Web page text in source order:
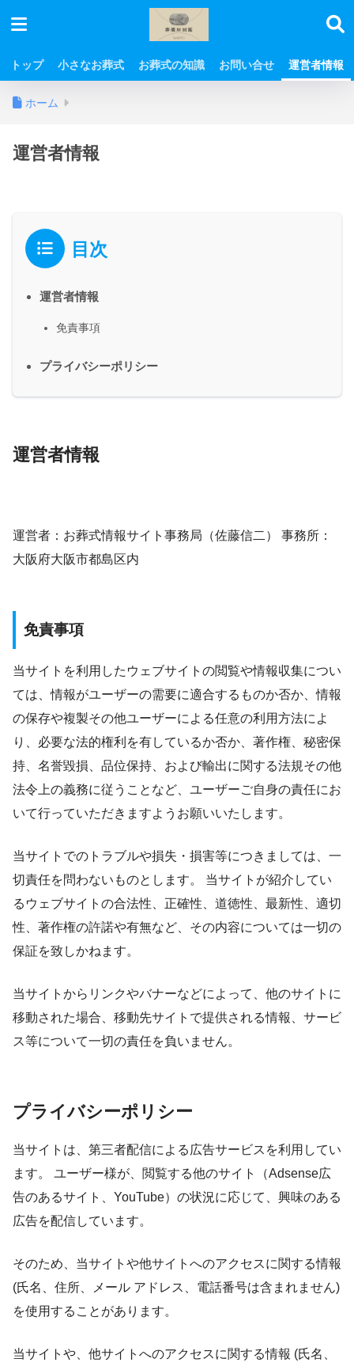
トップ 小さなお葬式 お葬式の知識 お問い合せ 運営者情報
ホーム
運営者情報
目次
運営者情報
免責事項
プライバシーポリシー
運営者情報
運営者：お葬式情報サイト事務局（佐藤信二） 事務所：
大阪府大阪市都島区内
免責事項
当サイトを利用したウェブサイトの閲覧や情報収集につい
ては、情報がユーザーの需要に適合するものか否か、情報
の保存や複製その他ユーザーによる任意の利用方法によ
り、必要な法的権利を有しているか否か、著作権、秘密保
持、名誉毀損、品位保持、および輸出に関する法規その他
法令上の義務に従うことなど、ユーザーご自身の責任にお
いて行っていただきますようお願いいたします。
当サイトでのトラブルや損失・損害等につきましては、一
切責任を問わないものとします。 当サイトが紹介してい
るウェブサイトの合法性、正確性、道徳性、最新性、適切
性、著作権の許諾や有無など、その内容については一切の
保証を致しかねます。
当サイトからリンクやバナーなどによって、他のサイトに
移動された場合、移動先サイトで提供される情報、サービ
ス等について一切の責任を負いません。
プライバシーポリシー
当サイトは、第三者配信による広告サービスを利用してい
ます。 ユーザー様が、閲覧する他のサイト（Adsense広
告のあるサイト、YouTube）の状況に応じて、興味のある
広告を配信しています。
そのため、当サイトや他サイトへのアクセスに関する情報
(氏名、住所、メール アドレス、電話番号は含まれません)
を使用することがあります。
当サイトや、他サイトへのアクセスに関する情報 (氏名、